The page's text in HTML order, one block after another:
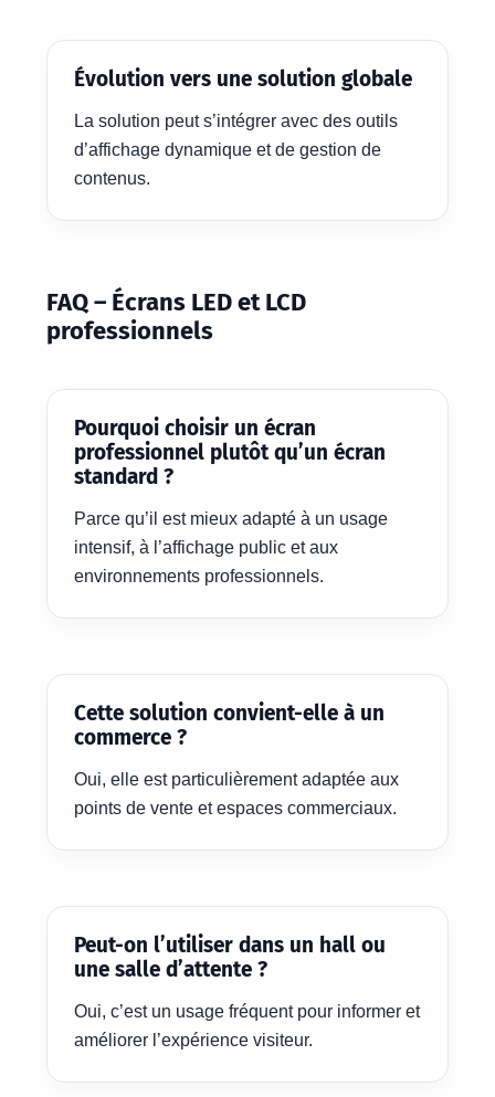
Évolution vers une solution globale
La solution peut s’intégrer avec des outils
d’affichage dynamique et de gestion de
contenus.
FAQ – Écrans LED et LCD
professionnels
Pourquoi choisir un écran
professionnel plutôt qu’un écran
standard ?
Parce qu’il est mieux adapté à un usage
intensif, à l’affichage public et aux
environnements professionnels.
Cette solution convient-elle à un
commerce ?
Oui, elle est particulièrement adaptée aux
points de vente et espaces commerciaux.
Peut-on l’utiliser dans un hall ou
une salle d’attente ?
Oui, c’est un usage fréquent pour informer et
améliorer l’expérience visiteur.